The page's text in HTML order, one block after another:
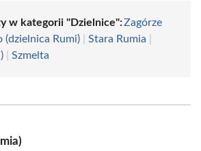
w kategorii "Dzielnice":Zagórze
(dzielnica Rumi) Stara Rumia
Szmelta